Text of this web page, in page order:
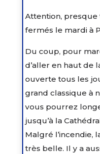
Attention, presque
fermés le mardi à
Du coup, pour
d’aller en haut de
ouverte tous les
grand classique à
vous pourrez
jusqu’à la
Malgré l’incendie,
très belle. Il y a